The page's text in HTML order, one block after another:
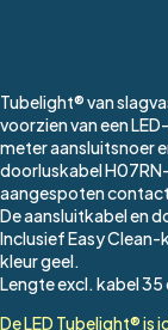
Tubelight® van
voorzien van een
meter aansluitsnoer
doorluskabel
aangespoten
De aansluitkabel en
Inclusief Easy
kleur geel.
Lengte excl. kabel 35
De LED Tubelight® is